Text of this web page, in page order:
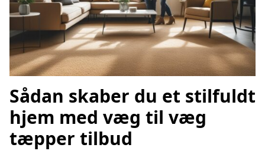
Sådan skaber du et stilfuldt
hjem med væg til væg
tæpper tilbud